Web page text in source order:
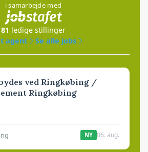
i samarbejde med
81 ledige stillinger
agent
Se alle jobs
ved Ringkøbing /
Ringkøbing
NY 06. aug.